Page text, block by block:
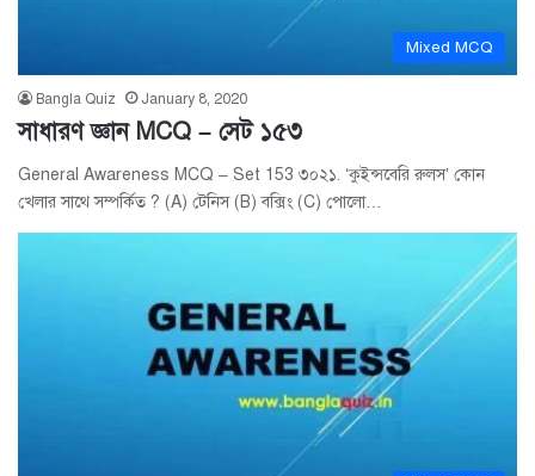
Mixed MCQ
Bangla Quiz January 8, 2020
সাধারণ জ্ঞান MCQ – সেট ১৫৩
General Awareness MCQ – Set 153 ৩০২১. ‘কুইন্সবেরি রুলস’ কোন
খেলার সাথে সম্পর্কিত ? (A) টেনিস (B) বক্সিং (C) পোলো…